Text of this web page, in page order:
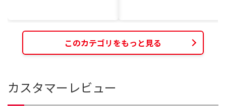
このカテゴリをもっと見る
カスタマーレビュー